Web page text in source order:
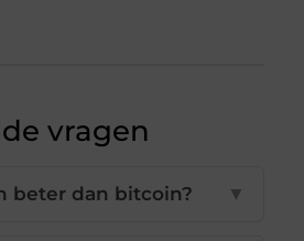
vragen
beter dan bitcoin? ▼